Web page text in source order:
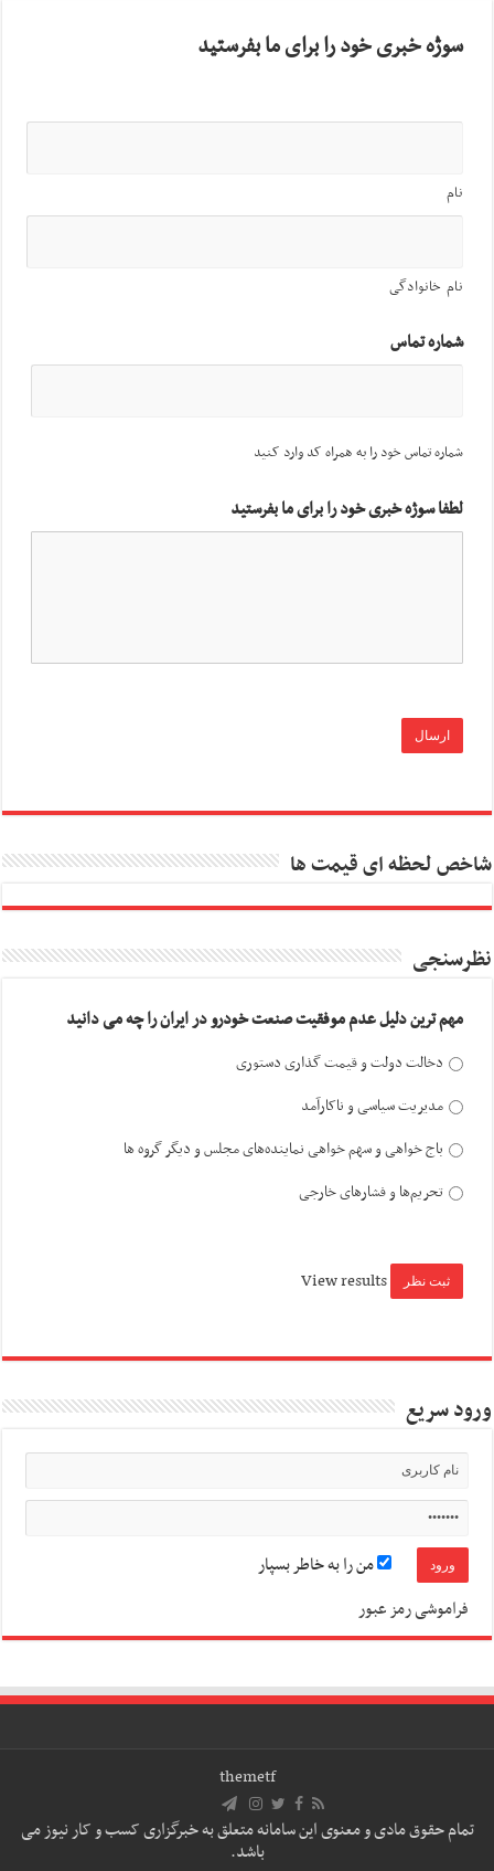
سوژه خبری خود را برای ما بفرستید
نام
نام خانوادگی
شماره تماس
شماره تماس خود را به همراه کد وارد کنید
لطفا سوژه خبری خود را برای ما بفرستید
شاخص لحظه ای قیمت ها
نظرسنجی
مهم ترین دلیل عدم موفقیت صنعت خودرو در ایران را چه می دانید
دخالت دولت و قیمت گذاری دستوری
مدیریت سیاسی و ناکارآمد
باج خواهی و سهم خواهی نماینده‌های مجلس و دیگر گروه ها
تحریم‌ها و فشارهای خارجی
View results
ورود سریع
من را به خاطر بسپار
فراموشی رمز عبور
themetf
تمام حقوق مادی و معنوی این سامانه متعلق به خبرگزاری کسب و کار نیوز می
باشد.